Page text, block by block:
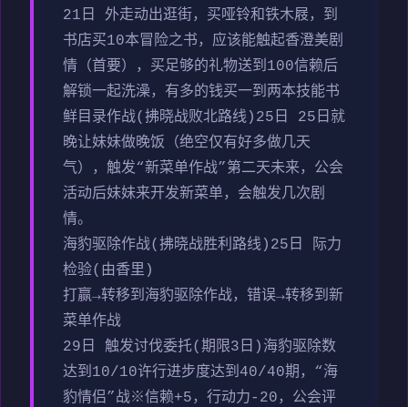
21日 外走动出逛街，买哑铃和铁木屐，到
书店买10本冒险之书，应该能触起香澄美剧
情（首要），买足够的礼物送到100信赖后
解锁一起洗澡，有多的钱买一到两本技能书
鲜目录作战(拂晓战败北路线)25日 25日就
晚让妹妹做晚饭（绝空仅有好多做几天
气），触发“新菜单作战”第二天未来，公会
活动后妹妹来开发新菜单，会触发几次剧
情。
海豹驱除作战(拂晓战胜利路线)25日 际力
检验(由香里)
打赢→转移到海豹驱除作战，错误→转移到新
菜单作战
29日 触发讨伐委托(期限3日)海豹驱除数
达到10/10许行进步度达到40/40期，“海
豹情侣”战※信赖+5，行动力-20，公会评